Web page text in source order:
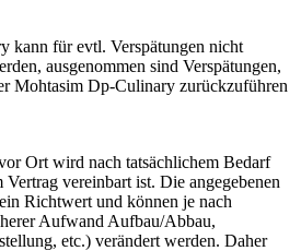
kann für evtl. Verspätungen nicht
ausgenommen sind Verspätungen,
Mohtasim Dp-Culinary zurückzuführen
Ort wird nach tatsächlichem Bedarf
vereinbart ist. Die angegebenen
Richtwert und können je nach
Aufwand Aufbau/Abbau,
etc.) verändert werden. Daher